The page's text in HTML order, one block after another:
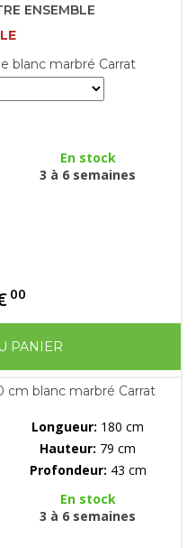
ENSEMBLE
blanc marbré Carrat
En stock
3 à 6 semaines
00
PANIER
blanc marbré Carrat
Longueur: 180 cm
Hauteur: 79 cm
Profondeur: 43 cm
En stock
3 à 6 semaines